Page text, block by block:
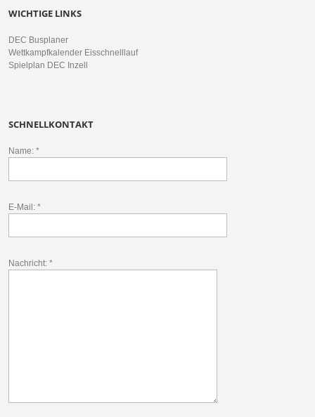
WICHTIGE LINKS
DEC Busplaner
Wettkampfkalender Eisschnelllauf
Spielplan DEC Inzell
SCHNELLKONTAKT
Name: *
E-Mail: *
Nachricht: *